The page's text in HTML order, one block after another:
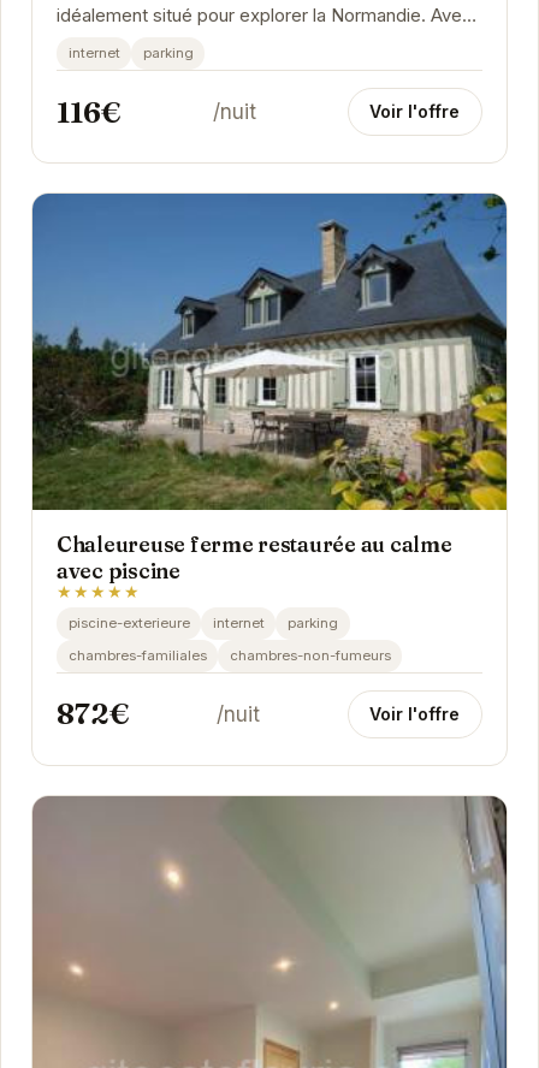
idéalement situé pour explorer la Normandie. Avec
son ambiance chaleureuse et ses équipements...
internet parking
116€ /nuit Voir l'offre
Chaleureuse ferme restaurée au calme
avec piscine
★★★★★
piscine-exterieure internet
parking
chambres-familiales
chambres-non-fumeurs
872€ /nuit Voir l'offre